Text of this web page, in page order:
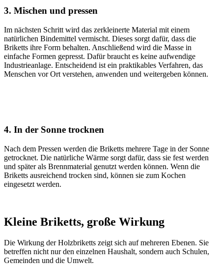
3. Mischen und pressen
Im nächsten Schritt wird das zerkleinerte Material mit einem
natürlichen Bindemittel vermischt. Dieses sorgt dafür, dass die
Briketts ihre Form behalten. Anschließend wird die Masse in
einfache Formen gepresst. Dafür braucht es keine aufwendige
Industrieanlage. Entscheidend ist ein praktikables Verfahren, das
Menschen vor Ort verstehen, anwenden und weitergeben können.
4. In der Sonne trocknen
Nach dem Pressen werden die Briketts mehrere Tage in der Sonne
getrocknet. Die natürliche Wärme sorgt dafür, dass sie fest werden
und später als Brennmaterial genutzt werden können. Wenn die
Briketts ausreichend trocken sind, können sie zum Kochen
eingesetzt werden.
Kleine Briketts, große Wirkung
Die Wirkung der Holzbriketts zeigt sich auf mehreren Ebenen. Sie
betreffen nicht nur den einzelnen Haushalt, sondern auch Schulen,
Gemeinden und die Umwelt.